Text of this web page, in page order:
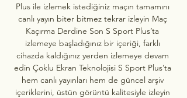
Plus ile izlemek istediğiniz maçın tamamını
canlı yayın biter bitmez tekrar izleyin Maç
Kaçırma Derdine Son S Sport Plus’ta
izlemeye başladığınız bir içeriği, farklı
cihazda kaldığınız yerden izlemeye devam
edin Çoklu Ekran Teknolojisi S Sport Plus’ta
hem canlı yayınları hem de güncel arşiv
içeriklerini, üstün görüntü kalitesiyle izleyin